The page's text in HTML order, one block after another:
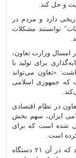
و حل کند.
دارد و مردم در
توانستند مشکلات
امسال وزارت تعاون،
برای تولید با
«تعاون می‌تواند
که جمهوری اسلامی
در نظام اقتصادی
ایران، سهم بخش
۲۵ درصد پیش‌بینی شده است که برای
است.
وی همچنین به سند توسعه تعاون اشاره کرد که در آن ۲۱ دستگاه